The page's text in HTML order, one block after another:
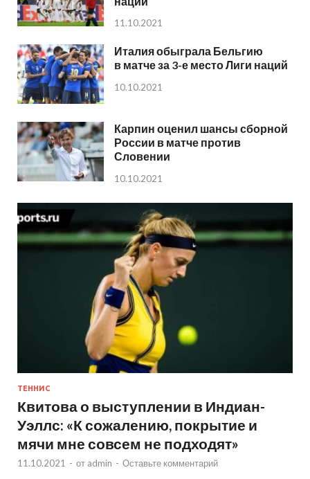
11.10.2021
Италия обыграла Бельгию
в матче за 3-е место Лиги наций
10.10.2021
Карпин оценил шансы сборной
России в матче против
Словении
10.10.2021
ТЕННИС
Квитова о выступлении в Индиан-
Уэллс: «К сожалению, покрытие и
мячи мне совсем не подходят»
11.10.2021 - от admin - Оставьте комментарий